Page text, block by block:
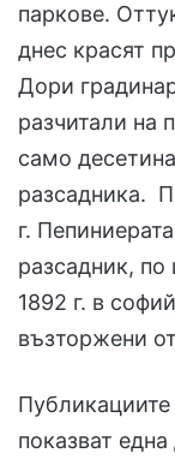
паркове.
днес красят
Дори
разчитали на
само
разсадника.
г.
разсадник, по
1892 г. в
възторжени
Публикациите
показват